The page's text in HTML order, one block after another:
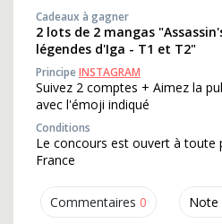
Commentaires 0 Note
Cadeaux à gagner
2 lots de 2 mangas
légendes d'Iga - T1 et T2"
PrincipeINSTAGRAM
Suivez 2 comptes + Aimez la
avec l'émoji indiqué
Conditions
Le concours est ouvert à toute
France